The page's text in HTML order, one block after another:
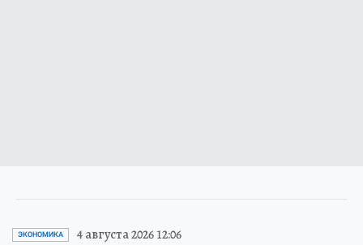
ЭКОНОМИКА 4 августа 2026 12:06